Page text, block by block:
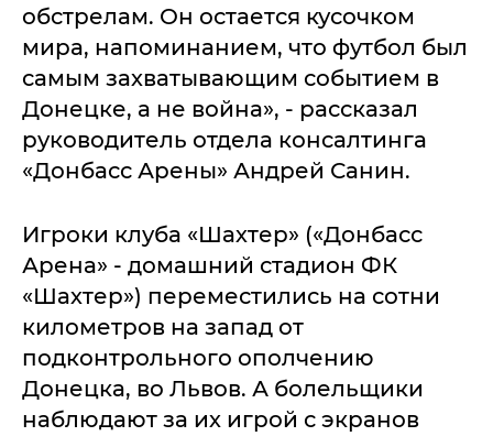
обстрелам. Он остается кусочком
мира, напоминанием, что футбол был
самым захватывающим событием в
Донецке, а не война», - рассказал
руководитель отдела консалтинга
«Донбасс Арены» Андрей Санин.
Игроки клуба «Шахтер» («Донбасс
Арена» - домашний стадион ФК
«Шахтер») переместились на сотни
километров на запад от
подконтрольного ополчению
Донецка, во Львов. А болельщики
наблюдают за их игрой с экранов